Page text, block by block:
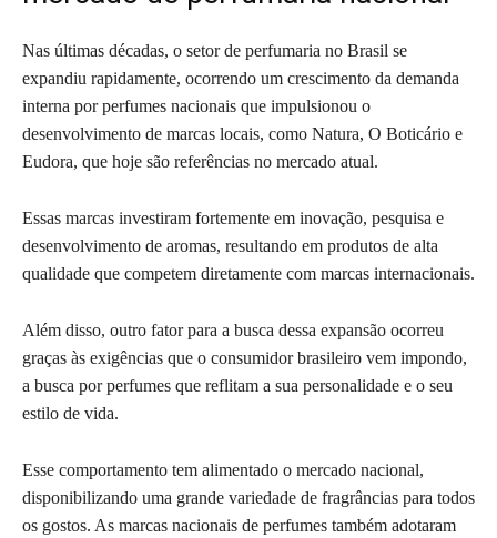
Nas últimas décadas, o setor de perfumaria no Brasil se
expandiu rapidamente, ocorrendo um crescimento da demanda
interna por perfumes nacionais que impulsionou o
desenvolvimento de marcas locais, como Natura, O Boticário e
Eudora, que hoje são referências no mercado atual.
Essas marcas investiram fortemente em inovação, pesquisa e
desenvolvimento de aromas, resultando em produtos de alta
qualidade que competem diretamente com marcas internacionais.
Além disso, outro fator para a busca dessa expansão ocorreu
graças às exigências que o consumidor brasileiro vem impondo,
a busca por perfumes que reflitam a sua personalidade e o seu
estilo de vida.
Esse comportamento tem alimentado o mercado nacional,
disponibilizando uma grande variedade de fragrâncias para todos
os gostos. As marcas nacionais de perfumes também adotaram